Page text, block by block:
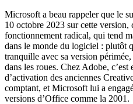
Microsoft a beau rappeler que le
10 octobre 2023 sur cette version,
fonctionnement radical, qui tend
dans le monde du logiciel : plutôt
tranquille avec sa version
dans les roues. Chez Adobe, c’est
d’activation des anciennes
comptant, et Microsoft lui a
versions d’Office comme la 2001.